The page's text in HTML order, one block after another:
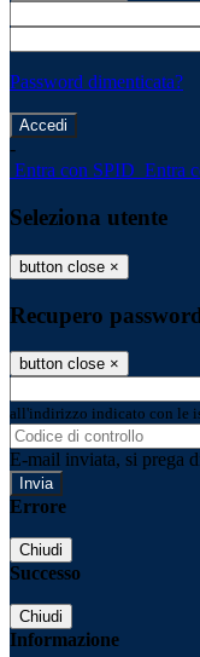
Password dimenticata?
-
Entra con SPID Entra
Seleziona utente
button close ×
Recupero
button close ×
all'indirizzo indicato con le
E-mail inviata, si prega
Errore
Chiudi
Successo
Chiudi
Informazione